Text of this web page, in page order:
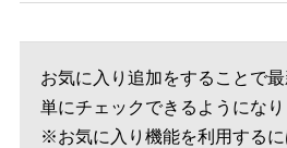
お気に入り追加をすることで
単にチェックできるようになり
※お気に入り機能を利用するに